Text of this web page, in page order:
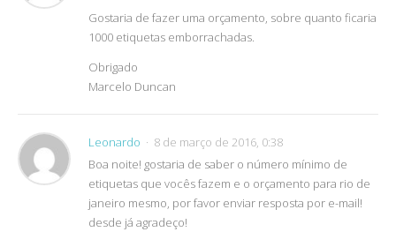
Gostaria de fazer uma orçamento, sobre quanto ficaria
1000 etiquetas emborrachadas.
Obrigado
Marcelo Duncan
Leonardo
8 de março de 2016, 0:38
Boa noite! gostaria de saber o número mínimo de
etiquetas que vocês fazem e o orçamento para rio de
janeiro mesmo, por favor enviar resposta por e-mail!
desde já agradeço!